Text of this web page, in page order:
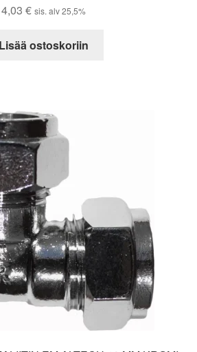
4,03 € sis. alv 25,5%
Lisää ostoskoriin